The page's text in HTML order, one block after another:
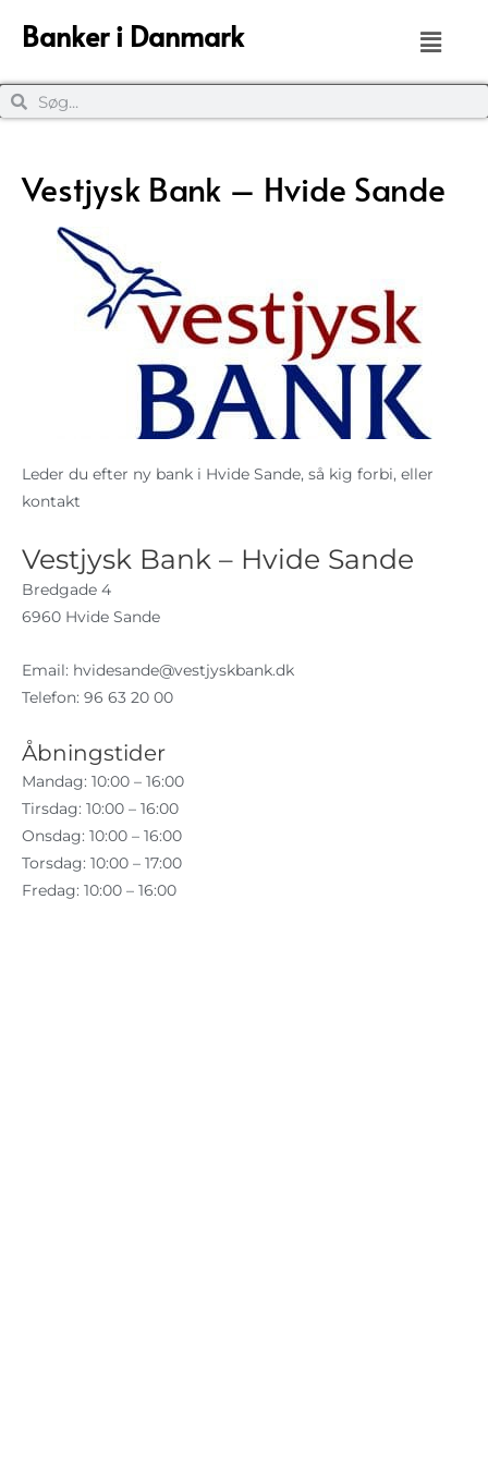
Banker i Danmark
Vestjysk Bank – Hvide Sande
Leder du efter ny bank i Hvide Sande, så kig forbi, eller
kontakt
Vestjysk Bank – Hvide Sande
Bredgade 4
6960 Hvide Sande
Email: hvidesande@vestjyskbank.dk
Telefon: 96 63 20 00
Åbningstider
Mandag: 10:00 – 16:00
Tirsdag: 10:00 – 16:00
Onsdag: 10:00 – 16:00
Torsdag: 10:00 – 17:00
Fredag: 10:00 – 16:00